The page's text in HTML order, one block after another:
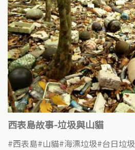
西表島故事-垃圾與山貓
西表島 山貓 海漂垃圾 台日垃圾